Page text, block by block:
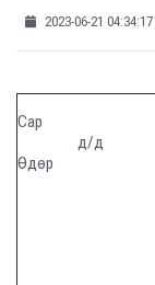
2023-06-21 04:34:17
Сар
Өдөр
д/д